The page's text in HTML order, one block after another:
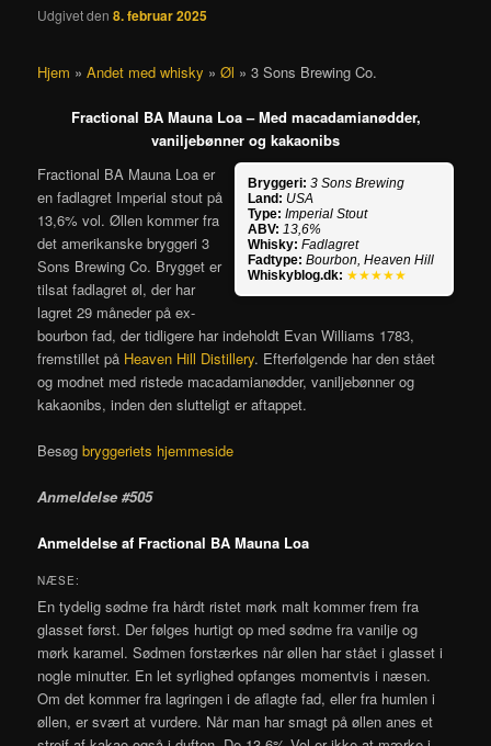
Udgivet den8. februar 2025
Hjem »Andet med whisky »Øl »3 Sons Brewing Co.
Fractional BA Mauna Loa – Med macadamianødder,
vaniljebønner og kakaonibs
Bryggeri: 3 Sons Brewing
Land: USA
Type: Imperial Stout
ABV: 13,6%
Whisky: Fadlagret
Fadtype: Bourbon, Heaven Hill
Whiskyblog.dk: ★★★★★
Fractional BA Mauna Loa er
en fadlagret Imperial stout på
13,6% vol. Øllen kommer fra
det amerikanske bryggeri 3
Sons Brewing Co. Brygget er
tilsat fadlagret øl, der har
lagret 29 måneder på ex-
bourbon fad, der tidligere har indeholdt Evan Williams 1783,
fremstillet på Heaven Hill Distillery. Efterfølgende har den stået
og modnet med ristede macadamianødder, vaniljebønner og
kakaonibs, inden den slutteligt er aftappet.
Besøgbryggeriets hjemmeside
Anmeldelse #505
Anmeldelse af Fractional BA Mauna Loa
NÆSE:
En tydelig sødme fra hårdt ristet mørk malt kommer frem fra
glasset først. Der følges hurtigt op med sødme fra vanilje og
mørk karamel. Sødmen forstærkes når øllen har stået i glasset i
nogle minutter. En let syrlighed opfanges momentvis i næsen.
Om det kommer fra lagringen i de aflagte fad, eller fra humlen i
øllen, er svært at vurdere. Når man har smagt på øllen anes et